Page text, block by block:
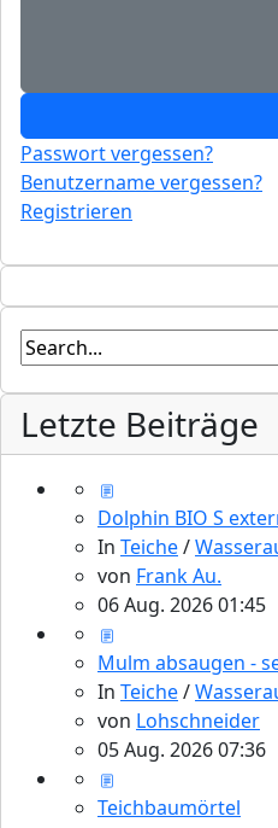
Passwort vergessen?
Benutzername vergessen?
Registrieren
Letzte Beiträge
Dolphin BIO S
In Teiche/
von Frank Au.
06 Aug. 2026 01:45
Mulm absaugen -
In Teiche/
von Lohschneider
05 Aug. 2026 07:36
Teichbaumörtel